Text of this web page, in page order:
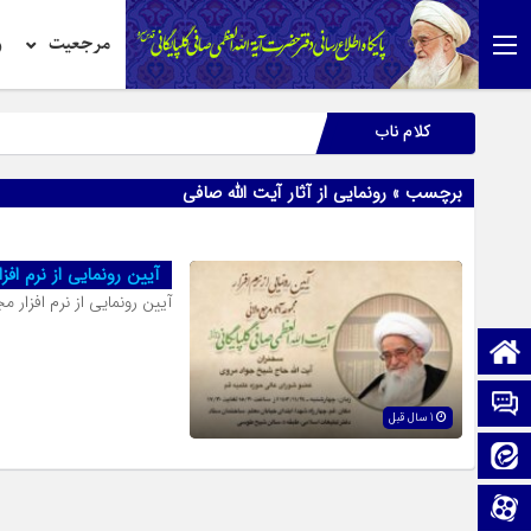
مرجعیت
صفحه نخست
تماس با ما
کلام ناب
برچسب » رونمایی از آثار آیت الله صافی
آیین رونمایی از نرم
آیین رونمایی از نرم